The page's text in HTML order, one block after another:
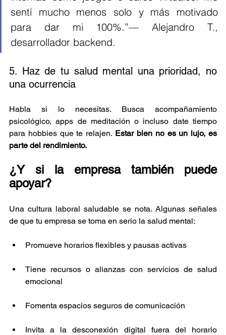
sentí mucho menos solo y más motivado
para dar mi 100%.”— Alejandro T.,
desarrollador backend.
5. Haz de tu salud mental una prioridad, no
una ocurrencia
Habla si lo necesitas. Busca acompañamiento
psicológico, apps de meditación o incluso date tiempo
para hobbies que te relajen. Estar bien no es un lujo, es
parte del rendimiento.
¿Y si la empresa también puede
apoyar?
Una cultura laboral saludable se nota. Algunas señales
de que tu empresa se toma en serio la salud mental:
Promueve horarios flexibles y pausas activas
Tiene recursos o alianzas con servicios de salud
emocional
Fomenta espacios seguros de comunicación
Invita a la desconexión digital fuera del horario